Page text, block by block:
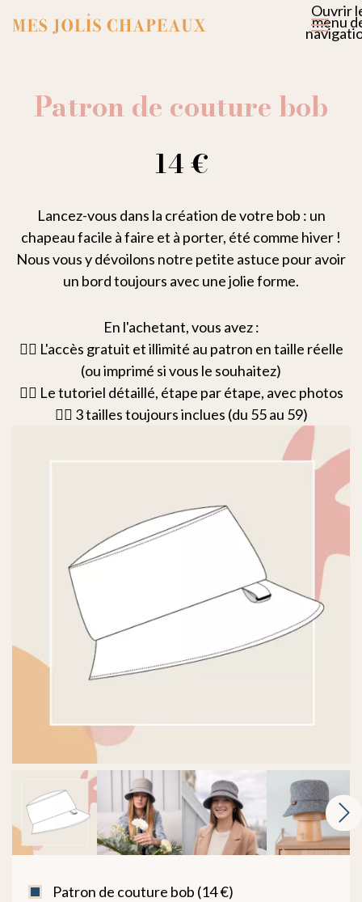
Ouvrir
menu
Patron de couture bob
14 €
Lancez-vous dans la création de votre bob : un
chapeau facile à faire et à porter, été comme hiver !
Nous vous y dévoilons notre petite astuce pour avoir
un bord toujours avec une jolie forme.
En l'achetant, vous avez :
👉🏻 L'accès gratuit et illimité au patron en taille réelle
(ou imprimé si vous le souhaitez)
👉🏻 Le tutoriel détaillé, étape par étape, avec photos
👉🏻 3 tailles toujours inclues (du 55 au 59)
Patron de couture bob (14 €)